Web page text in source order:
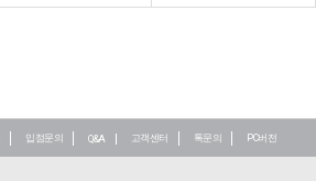
입점문의 Q&A 고객센터 톡문의 PC버전